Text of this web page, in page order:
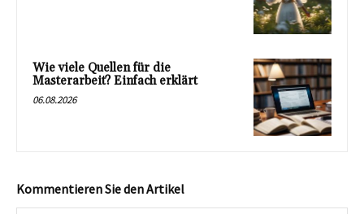
Wie viele Quellen für die
Masterarbeit? Einfach erklärt
06.08.2026
Kommentieren Sie den Artikel